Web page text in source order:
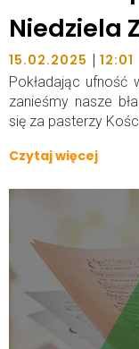
Niedziela
15.02.2025 | 12:01
Pokładając ufność
zanieśmy nasze
się za pasterzy
Czytaj więcej